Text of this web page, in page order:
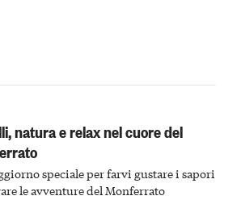
natura e relax nel cuore del
speciale per farvi gustare i sapori
le avventure del Monferrato